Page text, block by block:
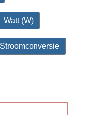
Watt (W)
Stroomconversie